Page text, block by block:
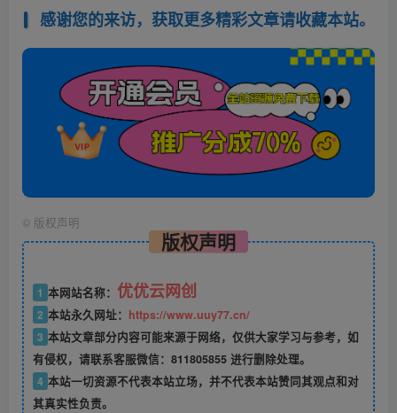
感谢您的来访，获取更多精彩文章请收藏本站。
© 版权声明
版权声明
1 本网站名称： 优优云网创
2 本站永久网址： https://www.uuy77.cn/
3 本站文章部分内容可能来源于网络，仅供大家学习与参考，如
有侵权，请联系客服微信：811805855 进行删除处理。
4 本站一切资源不代表本站立场，并不代表本站赞同其观点和对
其真实性负责。